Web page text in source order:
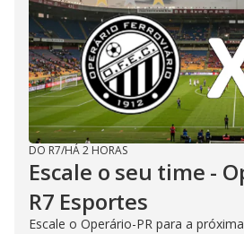
DO R7/HÁ 2 HORAS
Escale o seu time -
R7 Esportes
Escale o Operário-PR para a